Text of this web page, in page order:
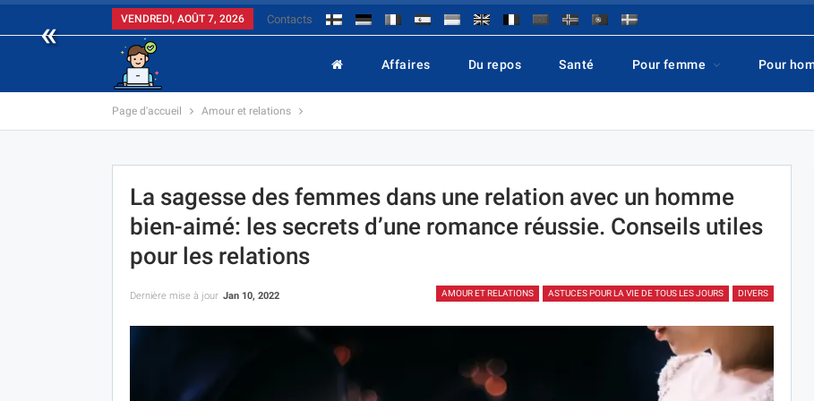
« VENDREDI, AOÛT 7, 2026 Contacts
Affaires Du repos Santé Pour femme Pour
Page d'accueil Amour et relations
La sagesse des femmes dans une relation avec un homme
bien-aimé: les secrets d’une romance réussie. Conseils utiles
pour les relations
AMOUR ET RELATIONS ASTUCES POUR LA VIE DE TOUS LES JOURS DIVERS
Dernière mise à jour Jan 10, 2022